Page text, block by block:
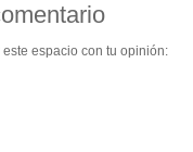
espacio con tu opinión: